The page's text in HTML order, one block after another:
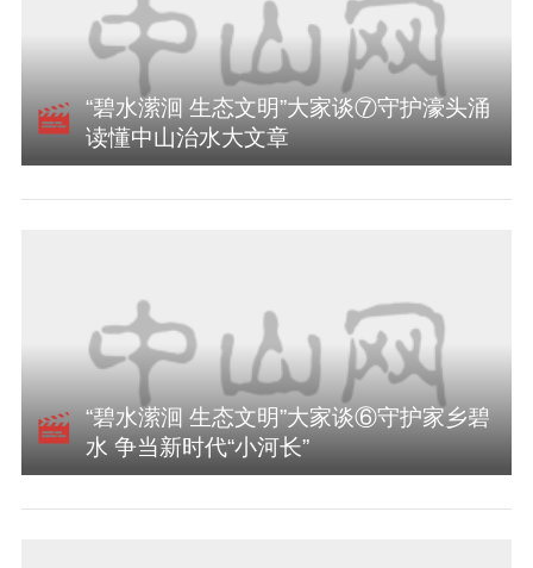
“碧水潆洄 生态文明”大家谈⑦守护濠头涌
读懂中山治水大文章
“碧水潆洄 生态文明”大家谈⑥守护家乡碧
水 争当新时代“小河长”